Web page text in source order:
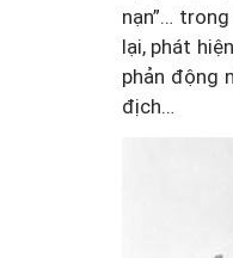
nạn”…
lại, phát
phản động
địch…